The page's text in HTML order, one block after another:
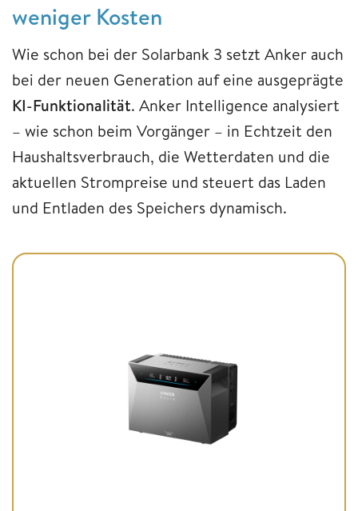
weniger Kosten
Wie schon bei der Solarbank 3 setzt Anker auch
bei der neuen Generation auf eine ausgeprägte
KI-Funktionalität. Anker Intelligence analysiert
– wie schon beim Vorgänger – in Echtzeit den
Haushaltsverbrauch, die Wetterdaten und die
aktuellen Strompreise und steuert das Laden
und Entladen des Speichers dynamisch.